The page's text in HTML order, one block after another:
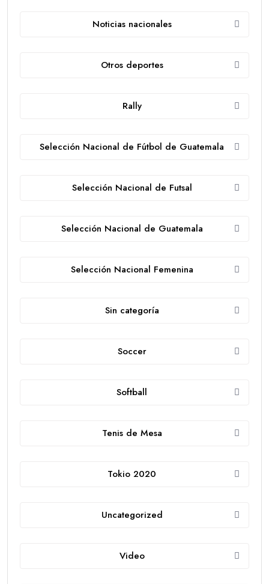
Noticias nacionales
Otros deportes
Rally
Selección Nacional de Fútbol de Guatemala
Selección Nacional de Futsal
Selección Nacional de Guatemala
Selección Nacional Femenina
Sin categoría
Soccer
Softball
Tenis de Mesa
Tokio 2020
Uncategorized
Video